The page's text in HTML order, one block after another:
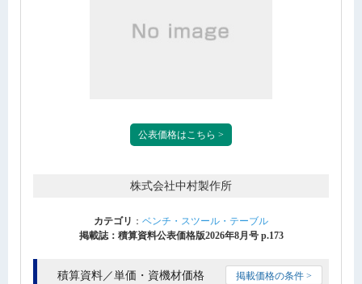
公表価格はこちら >
株式会社中村製作所
カテゴリ ： ベンチ・スツール・テーブル
掲載誌：積算資料公表価格版2026年8月号 p.173
積算資料／単価・資機材価格 掲載価格の条件 >